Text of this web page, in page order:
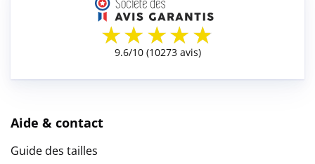
Aide & contact
Guide des tailles